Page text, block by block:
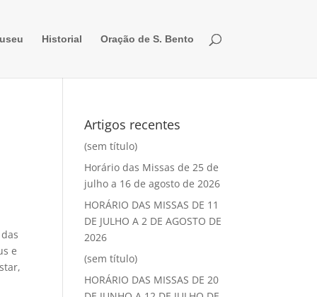
Historial Oração de S. Bento
e
Artigos recentes
(sem título)
Horário das Missas de 25 de
julho a 16 de agosto de 2026
HORÁRIO DAS MISSAS DE 11
DE JULHO A 2 DE AGOSTO DE
2026
(sem título)
HORÁRIO DAS MISSAS DE 20